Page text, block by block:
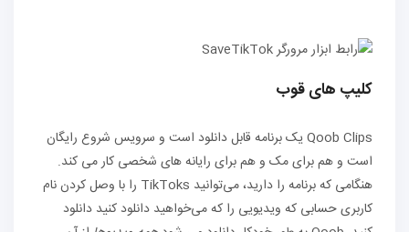
کلیپ های قوب
Qoob Clips یک برنامه قابل دانلود است و سرویس شروع رایگان
است و هم برای مک و هم برای رایانه های شخصی کار می کند.
هنگامی که برنامه را دارید، می‌توانید TikToks را با وصل کردن نام
کاربری حسابی که ویدیویی را که می‌خواهید دانلود کنید دانلود